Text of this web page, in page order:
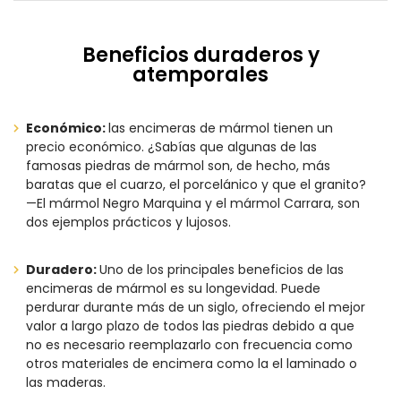
Beneficios duraderos y
atemporales
Económico:las encimeras de mármol tienen un
precio económico. ¿Sabías que algunas de las
famosas piedras de mármol son, de hecho, más
baratas que el cuarzo, el porcelánico y que el granito?
—El mármol Negro Marquina y el mármol Carrara, son
dos ejemplos prácticos y lujosos.
Duradero:Uno de los principales beneficios de las
encimeras de mármol es su longevidad. Puede
perdurar durante más de un siglo, ofreciendo el mejor
valor a largo plazo de todos las piedras debido a que
no es necesario reemplazarlo con frecuencia como
otros materiales de encimera como la el laminado o
las maderas.